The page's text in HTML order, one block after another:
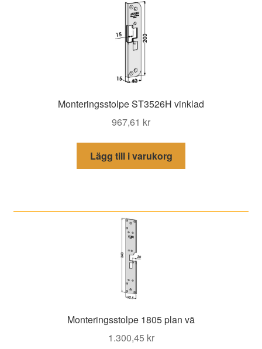
Monteringsstolpe ST3526H vinklad
967,61 kr
Lägg till i varukorg
Monteringsstolpe 1805 plan vä
1.300,45 kr